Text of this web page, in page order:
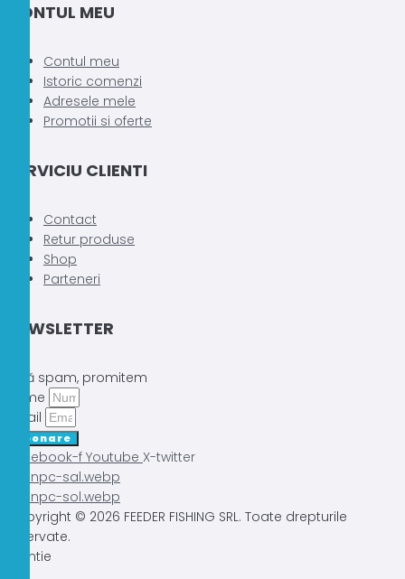
CONTUL MEU
Contul meu
Istoric comenzi
Adresele mele
Promotii si oferte
SERVICIU CLIENTI
Contact
Retur produse
Shop
Parteneri
NEWSLETTER
Fără spam, promitem
Nume
Email
Abonare
Facebook-f Youtube X-twitter
Copyright © 2026 FEEDER FISHING SRL. Toate drepturile
rezervate.
Atentie